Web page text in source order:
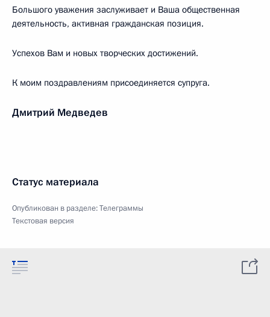
Большого уважения заслуживает и Ваша общественная
деятельность, активная гражданская позиция.
Успехов Вам и новых творческих достижений.
К моим поздравлениям присоединяется супруга.
Дмитрий Медведев
Статус материала
Опубликован в разделе:Телеграммы
Текстовая версия